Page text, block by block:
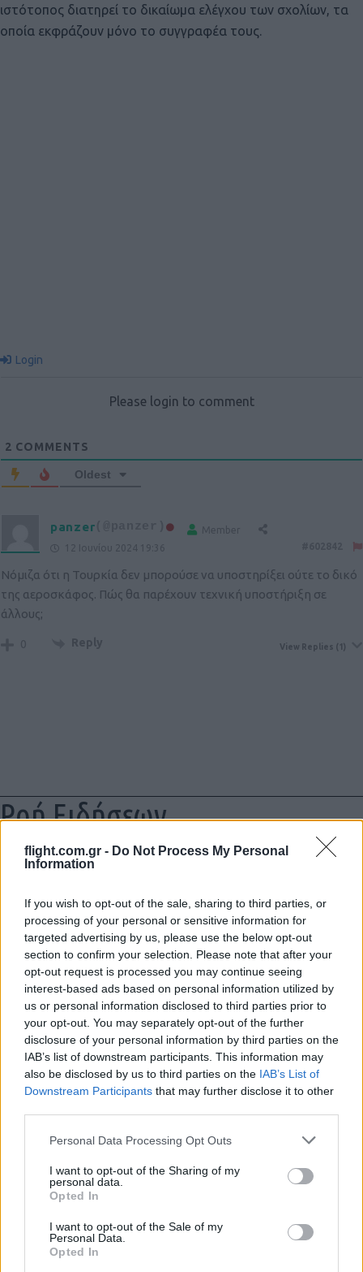
flight.com.gr - Do Not Process My Personal
Information
If you wish to opt-out of the sale, sharing to third parties, or
processing of your personal or sensitive information for
targeted advertising by us, please use the below opt-out
section to confirm your selection. Please note that after your
opt-out request is processed you may continue seeing
interest-based ads based on personal information utilized by
us or personal information disclosed to third parties prior to
your opt-out. You may separately opt-out of the further
disclosure of your personal information by third parties on the
IAB’s list of downstream participants. This information may
also be disclosed by us to third parties on the IAB’s List of
Downstream Participants that may further disclose it to other
Please note that this website/app uses one or more Google
not limited to your visit or usage behaviour. You may click to
grant or deny consent to Google and its third-party tags to
use your data for below specified purposes in below Google
consent section.
Personal Data Processing Opt Outs
I want to opt-out of the Sharing of my
personal data.
Opted In
I want to opt-out of the Sale of my
Personal Data.
Opted In
Ροή Ειδήσεων
Δύο Ισραηλινοί στρατιωτικοί νεκροί
στον νότιο Λίβανο
09:04
X-62A VISTA με Legion Pod: Τεχνητή
νοημοσύνη στο επόμενο επίπεδο
αυτόνομων αερομαχιών – Βίντεο
Ιράν και Ομάν: συμφώνησαν για νέο
δρομολόγιο πλοίων που θέλουν να
ιστότοπος διατηρεί το δικαίωμα ελέγχου των σχολίων, τα
οποία εκφράζουν μόνο το συγγραφέα τους.
Login
Please login to comment
2 COMMENTS
Oldest
panzer
Member
12 Ιουνίου 2024 19:36
Νόμιζα ότι η Τουρκία δεν μπορούσε να υποστηρίξει ούτε το δικό
της αεροσκάφος. Πώς θα παρέχουν τεχνική υποστήριξη σε
άλλους;
0 Reply View Replies (1)